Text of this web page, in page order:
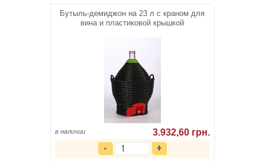
Бутыль-демиджон на 23 л с краном для
вина и пластиковой крышкой
в наличии 3.932,60 грн.